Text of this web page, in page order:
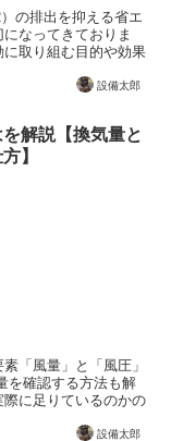
の排出を抑える省エ
なってきておりま
取り組む目的や効果
設備太郎
解説【換気量と
】
「風量」と「風圧」
を確認する方法も解
に足りているのかの
設備太郎